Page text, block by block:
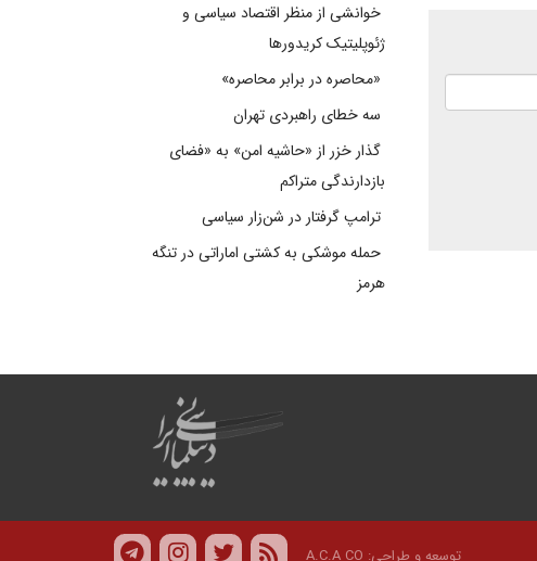
خوانشی از منظر اقتصاد سیاسی و
ژئوپلیتیک کریدورها
«محاصره در برابر محاصره»
سه خطای راهبردی تهران
گذار خزر از «حاشیه امن» به «فضای
بازدارندگی متراکم
ترامپ گرفتار در شن‌زار سیاسی
حمله موشکی به کشتی اماراتی در تنگه
هرمز